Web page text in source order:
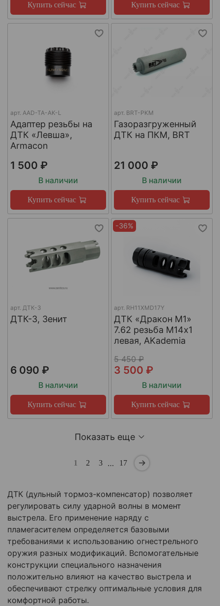
Купить сейчас Купить сейчас
арт. AAD-TA-AK-L
Адаптер резьбы на
ДТК «Левша»,
Armacon
1 500 ₽
В наличии
Купить сейчас
арт. BRT-PKM
Газоразгруженный
ДТК на ПКМ, BRT
21 000 ₽
В наличии
Купить сейчас
арт. ДТК-3
ДТК-3, Зенит
6 090 ₽
В наличии
Купить сейчас
-36%
арт. RH11XMD17Y
ДТК «Дракон М1»
7.62 резьба М14х1
левая, AKademia
5 450 ₽
3 500 ₽
В наличии
Купить сейчас
Показать еще
1 2 3 … 17
ДТК (дульный тормоз-компенсатор) позволяет
регулировать силу ударной волны в момент
выстрела. Его применение наряду с
пламегасителем определяется базовыми
требованиями к использованию огнестрельного
оружия разных модификаций. Вспомогательные
конструкции специального назначения
положительно влияют на качество выстрела и
обеспечивают стрелку оптимальные условия для
комфортной работы.